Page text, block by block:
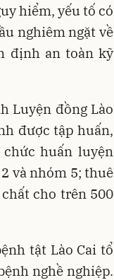
hiểm, yếu tố có
nghiêm ngặt về
định an toàn kỹ
Luyện đồng Lào
được tập huấn,
huấn luyện
và nhóm 5; thuê
cho trên 500
tật Lào Cai tổ
nghề nghiệp.